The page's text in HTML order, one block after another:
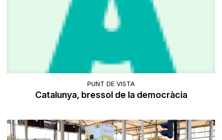
PUNT DE VISTA
Catalunya, bressol de la democràcia